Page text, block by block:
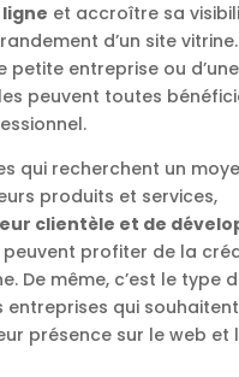
et accroître sa
d’un site vitrine.
petite entreprise ou
peuvent toutes
qui recherchent un
produits et services,
clientèle et de
peuvent profiter de la
De même, c’est le type
entreprises qui souhaitent
présence sur le web et